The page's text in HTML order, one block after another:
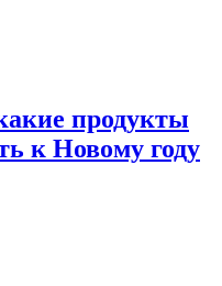
продукты
к Новому году